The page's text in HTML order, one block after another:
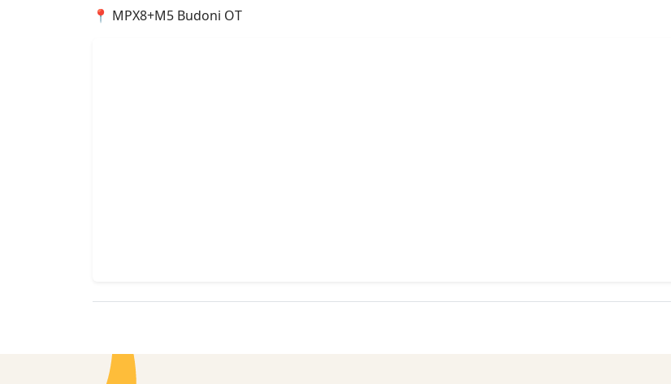
📍 MPX8+M5 Budoni OT